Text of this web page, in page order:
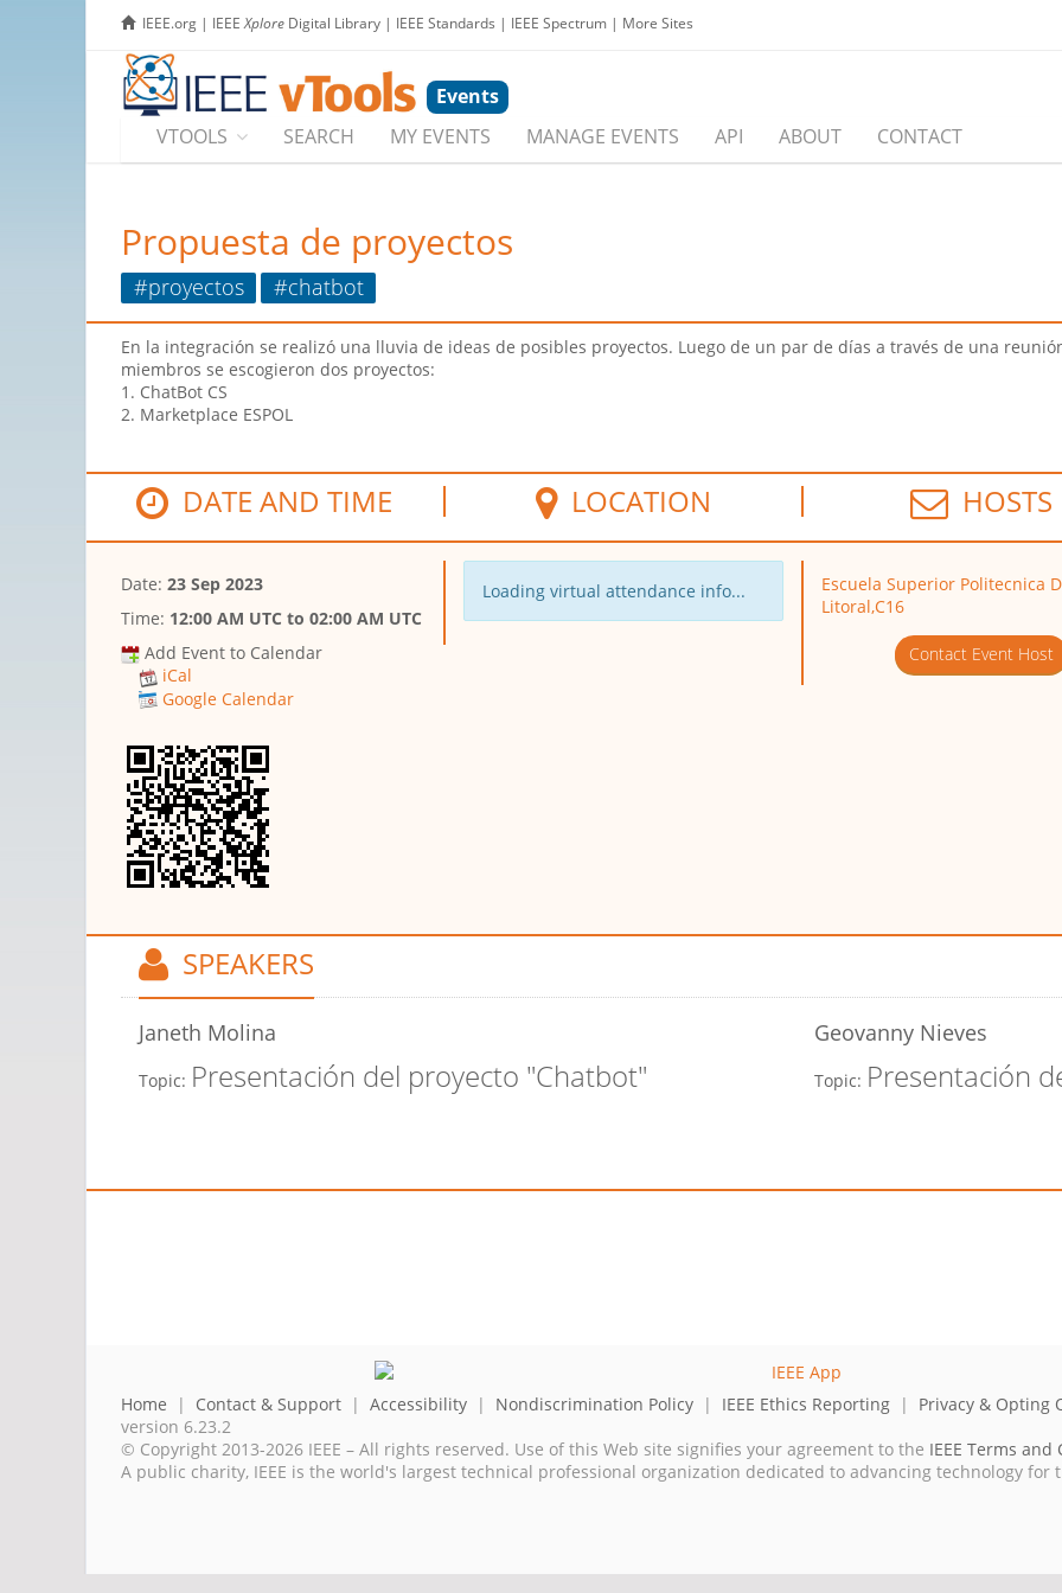
IEEE.org | IEEEXplore Digital Library | IEEE Standards | IEEE Spectrum | More Sites
Events
VTOOLS
SEARCH MY EVENTS MANAGE EVENTS API ABOUT CONTACT
Propuesta de proyectos
#proyectos #chatbot
En la integración se realizó una lluvia de ideas de posibles proyectos. Luego de un par de días a través de una
miembros se escogieron dos proyectos:
1. ChatBot CS
2. Marketplace ESPOL
DATE AND TIME LOCATION HOSTS
Date: 23 Sep 2023
Time: 12:00 AM UTC to 02:00 AM UTC
Add Event to Calendar
iCal
Google Calendar
Loading virtual attendance info...
Escuela Superior Politecnica
Litoral,C16
Contact Event Host
SPEAKERS
Janeth Molina
Topic: Presentación del proyecto "Chatbot"
Geovanny Nieves
Topic: Presentación
Home | Contact & Support | Accessibility | Nondiscrimination Policy | IEEE Ethics Reporting | Privacy & Opting
version 6.23.2
© Copyright 2013-2026 IEEE – All rights reserved. Use of this Web site signifies your agreement to the IEEE Terms
A public charity, IEEE is the world's largest technical professional organization dedicated to advancing technology